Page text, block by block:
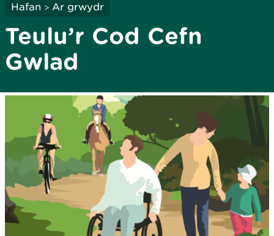
Hafan > Ar grwydr
Teulu’r Cod Cefn
Gwlad